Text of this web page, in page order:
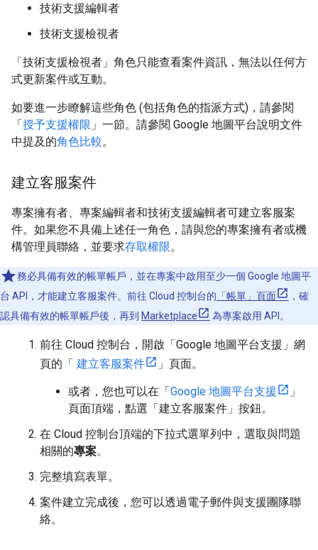
技術支援編輯者
技術支援檢視者
「技術支援檢視者」角色只能查看案件資訊，無法以任何方
式更新案件或互動。
如要進一步瞭解這些角色 (包括角色的指派方式)，請參閱
「授予支援權限 」一節。請參閱 Google 地圖平台說明文件
中提及的角色比較。
建立客服案件
專案擁有者、專案編輯者和技術支援編輯者可建立客服案
件。如果您不具備上述任一角色，請與您的專案擁有者或機
構管理員聯絡，並要求存取權限。
務必具備有效的帳單帳戶，並在專案中啟用至少一個 Google 地圖平
台 API，才能建立客服案件。前往 Cloud 控制台的 「帳單」頁面
，確
認具備有效的帳單帳戶後，再到 Marketplace 為專案啟用 API。
前往 Cloud 控制台，開啟「Google 地圖平台支援」網
頁的「 建立客服案件 」頁面。
或者，您也可以在「Google 地圖平台支援
」
頁面頂端，點選「建立客服案件」按鈕。
在 Cloud 控制台頂端的下拉式選單列中，選取與問題
相關的專案。
完整填寫表單。
案件建立完成後，您可以透過電子郵件與支援團隊聯
絡。